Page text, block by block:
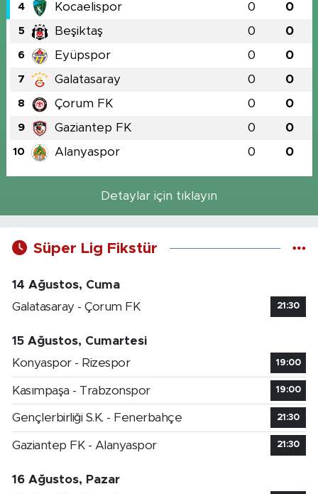
4 Kocaelispor 0 0
5 Beşiktaş 0 0
6 Eyüpspor 0 0
7 Galatasaray 0 0
8 Çorum FK 0 0
9 Gaziantep FK 0 0
10 Alanyaspor 0 0
Detaylar için tıklayın
Süper Lig Fikstür
14 Ağustos, Cuma
Galatasaray - Çorum FK
21:30
15 Ağustos, Cumartesi
Konyaspor - Rizespor
19:00
Kasımpaşa - Trabzonspor 19:00
Gençlerbirliği S.K. - Fenerbahçe 21:30
Gaziantep FK - Alanyaspor 21:30
16 Ağustos, Pazar